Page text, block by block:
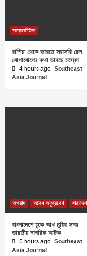
আন্তর্জাতিক
রাশিয়া থেকে ভারতে সরাসরি রেল
যোগাযোগের কথা ভাবছে মস্কো
4 hours ago Southeast
Asia Journal
অপরাধ অবৈধ অনুপ্রবেশ সারাদেশ
বাংলাদেশে ঢুকে আখ চুরির সময়
ভারতীয় নাগরিক আটক
5 hours ago Southeast
Asia Journal